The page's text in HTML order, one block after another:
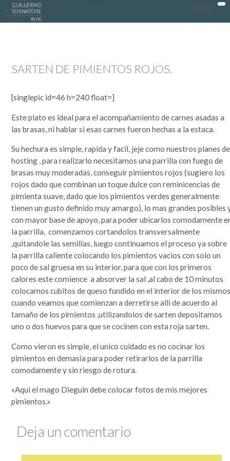
DATTATEC / DONWEB >
SOCIEDAD >
MI HISTORIA
Guillermo Tornatore
Nací un 30 de octubre de 1966 cuando este mundo era muy distinto. Dependiendo desde el lado
que se lo mire, era un mundo más sencillo y más redondo, donde todo quedaba lejos y la demora en
Leer completa...
SEGUIME
SARTEN DE PIMIENTOS ROJOS.
[singlepic id=46 h=240 float=]
Este plato es ideal para el acompañamiento de carnes asadas a
las brasas, ni hablar si esas carnes fueron hechas a la estaca.
Su hechura es simple, rapida y facil, jeje como nuestros planes de
hosting , para realizarlo necesitamos una parrilla con fuego de
brasas muy moderadas, conseguir pimientos rojos (sugiero los
rojos dado que combinan un toque dulce con reminicencias de
pimienta suave, dado que los pimientos verdes generalmente
tienen un gusto definido muy amargo), lo mas grandes posibles
con mayor base de apoyo, para poder ubicarlos comodamente
la parrilla, comenzamos cortandolos transversalmente
,quitandole las semillas, luego continuamos el proceso ya sobre
la parrilla caliente colocando los pimientos vacios con solo un
poco de sal gruesa en su interior, para que con los primeros
calores este comience a absorver la sal ,al cabo de 10 minutos
colocamos cubitos de queso fundido en el interior de los
cuando veamos que comienzan a derretirse alli de acuerdo al
tamaño de los pimientos ,utilizandolos de sarten depositamos
uno o dos huevos para que se cocinen con esta roja sarten.
Como vieron es simple, el unico cuidado es no cocinar los
pimientos en demasia para poder retirarlos de la parrilla
comodamente y sin riesgo de rotura.
«Aqui el mago Dieguin debe colocar fotos de mis mejores
pimientos.»
Deja un comentario